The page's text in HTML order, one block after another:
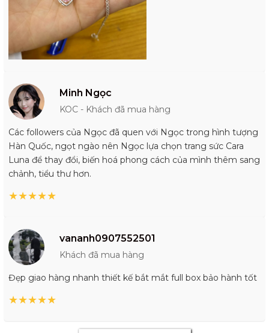
Minh Ngọc
KOC - Khách đã mua hàng
Các followers của Ngọc đã quen với Ngọc trong hình tượng
Hàn Quốc, ngọt ngào nên Ngọc lựa chọn trang sức Cara
Luna để thay đổi, biến hoá phong cách của mình thêm sang
chảnh, tiểu thư hơn.
★★★★★
vananh0907552501
Khách đã mua hàng
Đẹp giao hàng nhanh thiết kế bắt mắt full box bảo hành tốt
★★★★★